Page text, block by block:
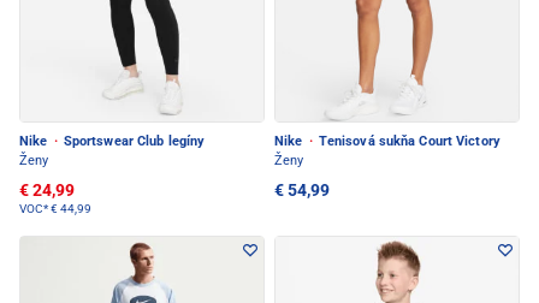
Nike · Sportswear Club legíny
Ženy
€ 24,99
VOC*€ 44,99
Nike · Tenisová sukňa Court Victory
Ženy
€ 54,99